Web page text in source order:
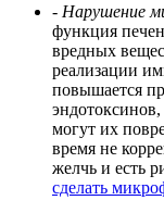
- Нарушение
функция
вредных
реализации
повышается
могут их
время не
желчь и есть
сделать